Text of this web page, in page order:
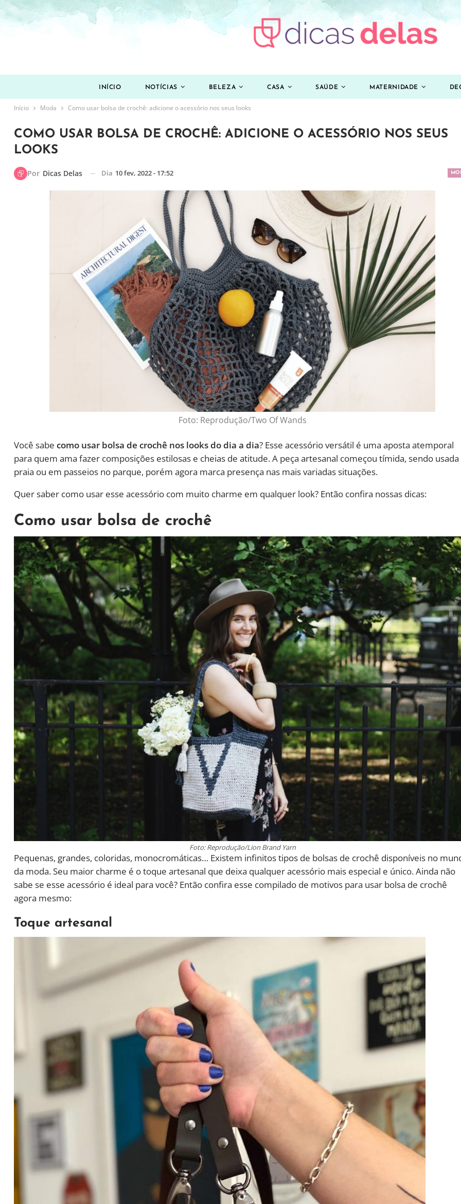
INÍCIO NOTÍCIAS BELEZA CASA SAÚDE MATERNIDADE
Início Moda Como usar bolsa de crochê: adicione o acessório nos seus looks
COMO USAR BOLSA DE CROCHÊ: ADICIONE O ACESSÓRIO NOS SEUS
LOOKS
Por Dicas Delas Dia 10 fev, 2022 - 17:52
Foto: Reprodução/Two Of Wands
Você sabe como usar bolsa de crochê nos looks do dia a dia? Esse acessório versátil é uma aposta atemporal
para quem ama fazer composições estilosas e cheias de atitude. A peça artesanal começou tímida, sendo usada
praia ou em passeios no parque, porém agora marca presença nas mais variadas situações.
Quer saber como usar esse acessório com muito charme em qualquer look? Então confira nossas dicas:
Como usar bolsa de crochê
Foto: Reprodução/Lion Brand Yarn
Pequenas, grandes, coloridas, monocromáticas… Existem infinitos tipos de bolsas de crochê disponíveis no
da moda. Seu maior charme é o toque artesanal que deixa qualquer acessório mais especial e único. Ainda não
sabe se esse acessório é ideal para você? Então confira esse compilado de motivos para usar bolsa de crochê
agora mesmo:
Toque artesanal